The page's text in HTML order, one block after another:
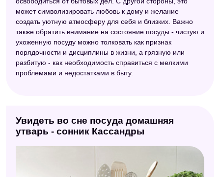
может символизировать любовь к дому и желание
создать уютную атмосферу для себя и близких. Важно
также обратить внимание на состояние посуды - чистую и
ухоженную посуду можно толковать как признак
порядочности и дисциплины в жизни, а грязную или
разбитую - как необходимость справиться с мелкими
проблемами и недостатками в быту.
Увидеть во сне посуда домашняя
утварь - сонник Кассандры